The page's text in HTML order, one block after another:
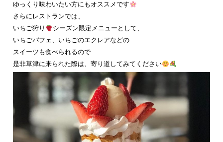
ゆっくり味わいたい方にもオススメです
さらにレストランでは、
いちご狩り
シーズン限定メニューとして、
いちごパフェ、いちごのエクレアなどの
スイーツも食べられるので
是非草津に来られた際は、寄り道してみてください